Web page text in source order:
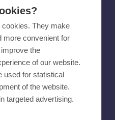
They make
more convenient for
the
of our website.
used for statistical
of the website.
targeted advertising.